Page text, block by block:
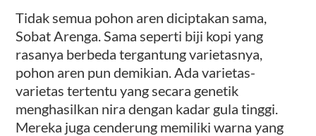
Tidak semua pohon aren diciptakan sama,
Sobat Arenga. Sama seperti biji kopi yang
rasanya berbeda tergantung varietasnya,
pohon aren pun demikian. Ada varietas-
varietas tertentu yang secara genetik
menghasilkan nira dengan kadar gula tinggi.
Mereka juga cenderung memiliki warna yang